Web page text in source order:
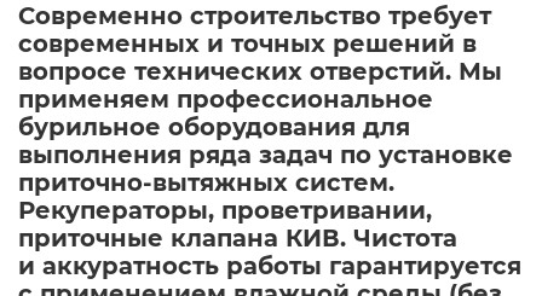
Современно строительство требует
современных и точных решений в
вопросе технических отверстий. Мы
применяем профессиональное
бурильное оборудования для
выполнения ряда задач по установке
приточно-вытяжных систем.
Рекуператоры, проветривании,
приточные клапана КИВ. Чистота
и аккуратность работы гарантируется